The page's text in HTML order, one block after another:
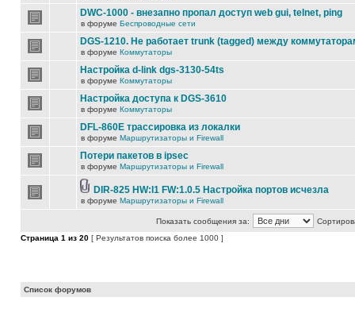
DWC-1000 - внезапно пропал доступ web gui, telnet, ping
в форуме Беспроводные сети
DGS-1210. Не работает trunk (tagged) между
в форуме Коммутаторы
Настройка d-link dgs-3130-54ts
в форуме Коммутаторы
Настройка доступа к DGS-3610
в форуме Коммутаторы
DFL-860E трассировка из локалки
в форуме Маршрутизаторы и Firewall
Потери пакетов в ipsec
в форуме Маршрутизаторы и Firewall
DIR-825 HW:I1 FW:1.0.5 Настройка портов исчезла
в форуме Маршрутизаторы и Firewall
Показать сообщения за:
Страница 1 из 20 [ Результатов поиска более 1000 ]
Список форумов